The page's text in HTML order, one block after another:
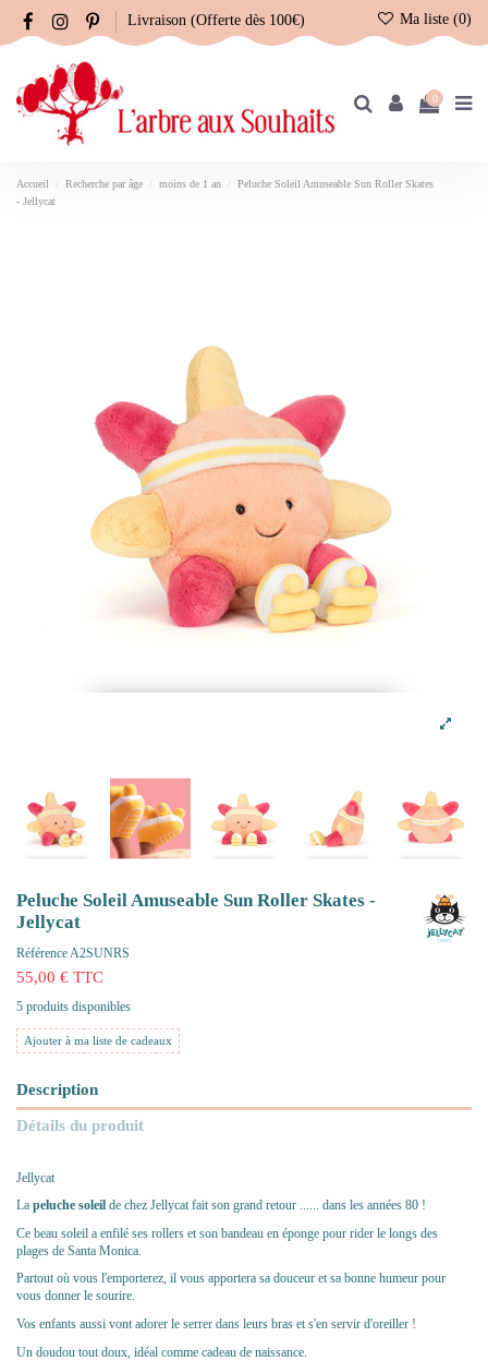
Livraison (Offerte dès 100€) Ma liste (0)
0
Accueil Recherche par âge moins de 1 an
Peluche Soleil Amuseable Sun Roller Skates
- Jellycat
Peluche Soleil Amuseable Sun Roller Skates -
Jellycat
RéférenceA2SUNRS
55,00 € TTC
5 produits disponibles
Ajouter à ma liste de cadeaux
Description
Détails du produit
Jellycat
La peluche soleil de chez Jellycat fait son grand retour ...... dans les années 80 !
Ce beau soleil a enfilé ses rollers et son bandeau en éponge pour rider le longs des
plages de Santa Monica.
Partout où vous l'emporterez, il vous apportera sa douceur et sa bonne humeur pour
vous donner le sourire.
Vos enfants aussi vont adorer le serrer dans leurs bras et s'en servir d'oreiller !
Un doudou tout doux, idéal comme cadeau de naissance.